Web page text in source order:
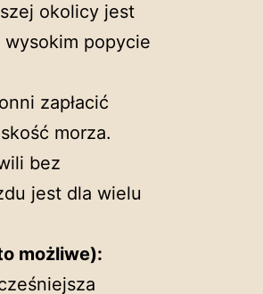
okolicy jest
popycie
zapłacić
morza.
bez
jest dla wielu
możliwe):